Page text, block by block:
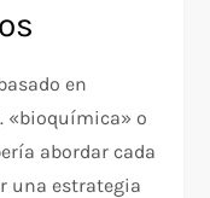
en
«bioquímica» o
abordar cada
una estrategia